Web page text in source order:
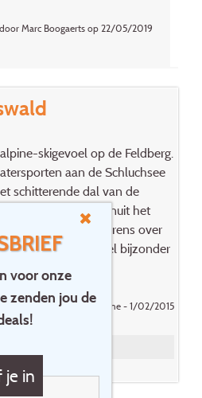
voor onze
zenden jou de
je in
Marc Boogaerts op 22/05/2019
skigevoel op de Feldberg.
aan de Schluchsee
schitterende dal van de
Zwitserland. Vanuit het
je te voet de grens over
over de Rijn; heel bijzonder
Gepost door Blomme - 1/02/2015